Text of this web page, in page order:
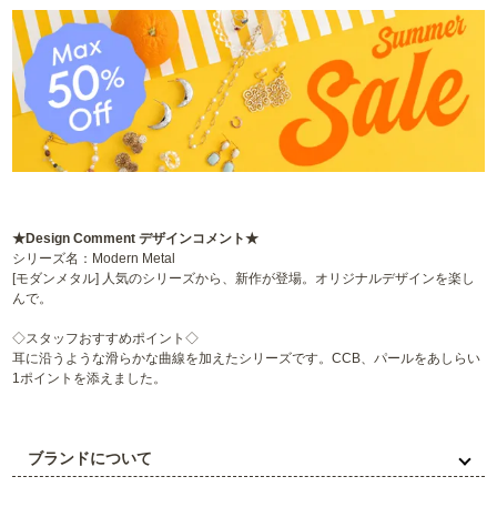
★Design Comment デザインコメント★
シリーズ名：Modern Metal
[モダンメタル] 人気のシリーズから、新作が登場。オリジナルデザインを楽し
んで。
◇スタッフおすすめポイント◇
耳に沿うような滑らかな曲線を加えたシリーズです。CCB、パールをあしらい
1ポイントを添えました。
ブランドについて